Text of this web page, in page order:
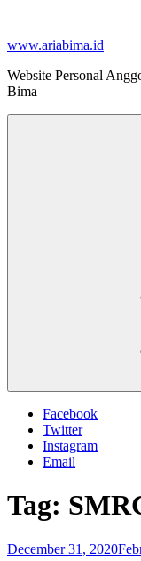
content
www.ariabima.id
Website Personal
Bima
Facebook
Twitter
Instagram
Email
Tag:
Posted
December 31, 2020